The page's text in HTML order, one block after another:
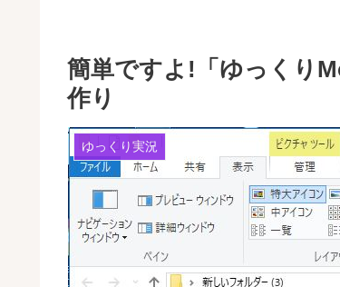
簡単ですよ!「ゆっくり
作り
ゆっくり実況